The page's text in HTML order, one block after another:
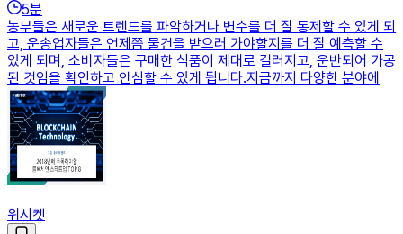
5분
농부들은 새로운 트렌드를 파악하거나 변수를 더 잘 통제할 수 있게 되
고, 운송업자들은 언제쯤 물건을 받으러 가야할지를 더 잘 예측할 수
있게 되며, 소비자들은 구매한 식품이 제대로 길러지고, 운반되어 가공
된 것임을 확인하고 안심할 수 있게 됩니다.지금까지 다양한 분야에
위시켓